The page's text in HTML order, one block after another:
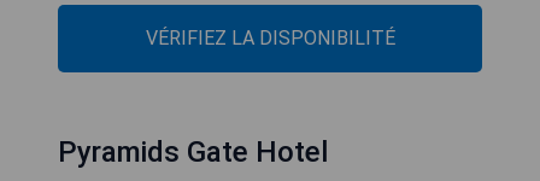
VÉRIFIEZ LA DISPONIBILITÉ
Pyramids Gate Hotel